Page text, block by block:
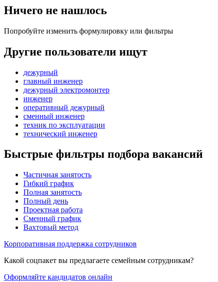
Ничего не нашлось
Попробуйте изменить формулировку или фильтры
Другие пользователи ищут
дежурный
главный инженер
дежурный электромонтер
инженер
оперативный дежурный
сменный инженер
техник по эксплуатации
технический инженер
Быстрые фильтры подбора вакансий
Частичная занятость
Гибкий график
Полная занятость
Полный день
Проектная работа
Сменный график
Вахтовый метод
Корпоративная поддержка сотрудников
Какой соцпакет вы предлагаете семейным сотрудникам?
Оформляйте кандидатов онлайн